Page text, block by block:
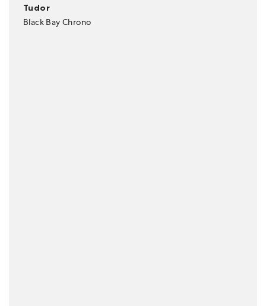
Tudor
Black Bay Chrono